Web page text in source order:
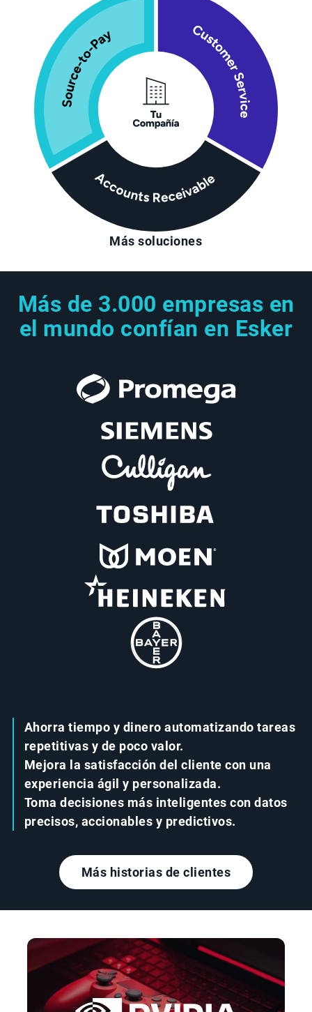
Más soluciones
Más de 3.000 empresas en
el mundo confían en Esker
Ahorra tiempo y dinero automatizando tareas
repetitivas y de poco valor.
Mejora la satisfacción del cliente con una
experiencia ágil y personalizada.
Toma decisiones más inteligentes con datos
precisos, accionables y predictivos.
Más historias de clientes